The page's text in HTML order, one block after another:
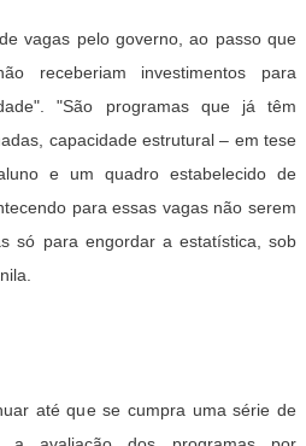
vagas pelo governo, ao passo que
receberiam investimentos para
"São programas que já têm
capacidade estrutural – em tese
e um quadro estabelecido de
para essas vagas não serem
só para engordar a estatística, sob
até que se cumpra uma série de